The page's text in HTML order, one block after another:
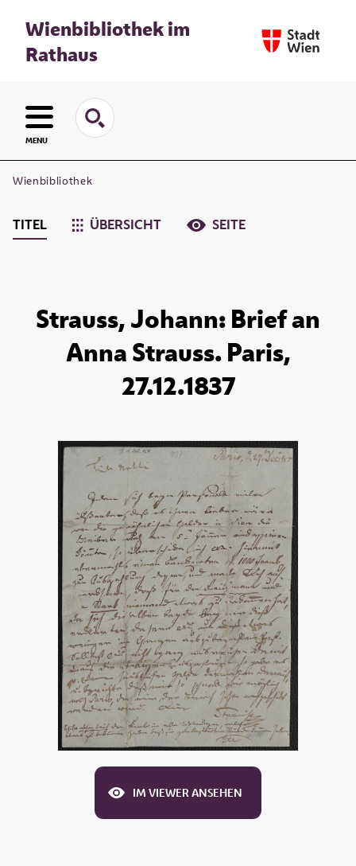
Wienbibliothek im
Rathaus
MENU
Wienbibliothek
TITEL ÜBERSICHT SEITE
Strauss, Johann: Brief an
Anna Strauss. Paris,
27.12.1837
IM VIEWER ANSEHEN